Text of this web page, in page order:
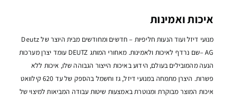
איכות ואמינות
מנועי דיזל ועוד הנעות חליפיות – חדשים ומחודשים מבית היוצר של Deutz
AG –שם נרדף לאיכות ולאמינות. מאחורי המותג DEUTZ עומד יצרן מערכות
הנעה מהמובילים בעולם, הידוע באיכות הייצור הגבוהה שלו, איכות ללא
פשרות. היצרן מתמחה במנועי דיזל, גז וחשמל בהספק של עד 620 קילוואט
איכות המוצר מבוקרת ומנוטרת באמצעות שיטות עבודה המביאות למיצוי של